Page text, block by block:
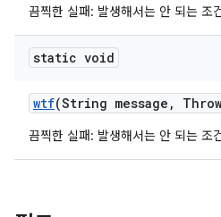
끔찍한 실패: 발생해서는 안 되는 조
static void
wtf(String message ,
끔찍한 실패: 발생해서는 안 되는 조